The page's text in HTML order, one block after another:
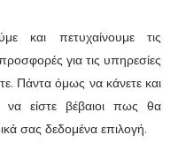
και πετυχαίνουμε τις
για τις υπηρεσίες
Πάντα όμως να κάνετε και
είστε βέβαιοι πως θα
σας δεδομένα επιλογή.